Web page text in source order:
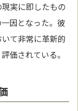
現実に即したもの
因となった。彼
いて非常に革新的
価されている。